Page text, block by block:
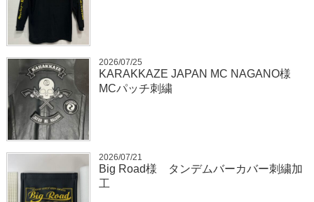
2026/07/25
KARAKKAZE JAPAN MC NAGANO様
MCパッチ刺繍
2026/07/21
Big Road様 タンデムバーカバー刺繍加
工